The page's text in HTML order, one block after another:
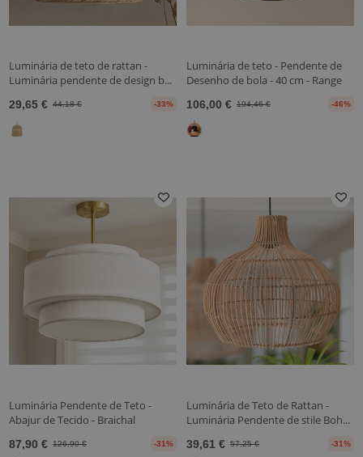
Luminária de teto de rattan -
Luminária pendente de design b...
29,65 € 44,18 € -33%
Luminária de teto - Pendente de
Desenho de bola - 40 cm - Range
106,00 € 194,46 € -46%
Luminária Pendente de Teto -
Abajur de Tecido - Braichal
87,90 € 126,90 € -31%
Luminária de Teto de Rattan -
Luminária Pendente de stile Boh...
39,61 € 57,25 € -31%